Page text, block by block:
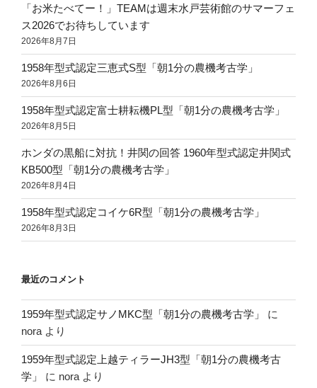
「お米たべてー！」TEAMは週末水戸芸術館のサマーフェ
ス2026でお待ちしています
2026年8月7日
1958年型式認定三恵式S型「朝1分の農機考古学」
2026年8月6日
1958年型式認定富士耕耘機PL型「朝1分の農機考古学」
2026年8月5日
ホンダの黒船に対抗！井関の回答 1960年型式認定井関式
KB500型「朝1分の農機考古学」
2026年8月4日
1958年型式認定コイケ6R型「朝1分の農機考古学」
2026年8月3日
最近のコメント
1959年型式認定サノMKC型「朝1分の農機考古学」
に
nora より
1959年型式認定上越ティラーJH3型「朝1分の農機考古
学」
に nora より